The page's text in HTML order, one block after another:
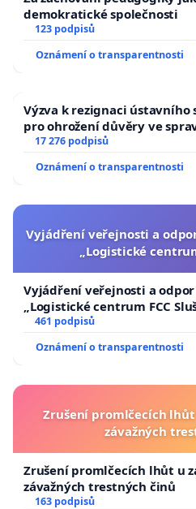
demokratické společnosti
123 podpisů
Oznámení o transparentnosti
Výzva k rezignaci ústavního
pro ohrožení důvěry ve
17 276 podpisů
Oznámení o transparentnosti
Vyjádření veřejnosti a
„Logistické
Vyjádření veřejnosti a odpor
„Logistické centrum FCC
461 podpisů
Oznámení o transparentnosti
Zrušení promlčecích
závažných
Zrušení promlčecích lhůt u
závažných trestných činů
163 podpisů